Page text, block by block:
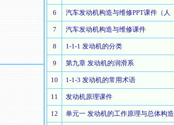
6 汽车发动机构造与维修PPT课件（人
7 汽车发动机构造与维修课件
8 1-1-1 发动机的分类
9 第九章 发动机的润滑系
10 1-1-3 发动机的常用术语
11 发动机原理课件
12 单元一 发动机的工作原理与总体构造